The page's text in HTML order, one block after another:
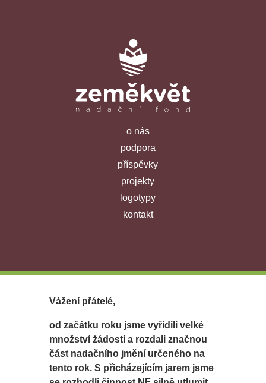
o nás
podpora
příspěvky
projekty
logotypy
kontakt
Vážení přátelé,
od začátku roku jsme vyřídili velké
množství žádostí a rozdali značnou
část nadačního jmění určeného na
tento rok. S přicházejícím jarem jsme